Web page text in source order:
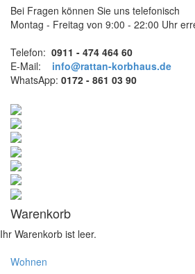
Bei Fragen können Sie uns telefonisch
Montag - Freitag von 9:00 - 22:00 Uhr
Telefon: 0911 - 474 464 60
E-Mail: info@rattan-korbhaus.de
WhatsApp: 0172 - 861 03 90
Warenkorb
Ihr Warenkorb ist leer.
Wohnen